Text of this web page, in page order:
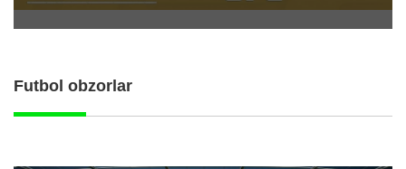
Futbol obzorlar